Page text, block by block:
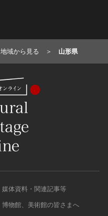
地域から見る 山形県
媒体資料・関連記事等
博物館、美術館の皆さまへ